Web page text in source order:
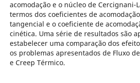
acomodação e o núcleo de Cercignani-
termos dos coeficientes de
tangencial e o coeficiente de
cinética. Uma série de resultados são
estabelecer uma comparação dos
os problemas apresentados de Fluxo
e Creep Térmico.